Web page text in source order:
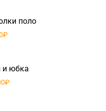
поло
и юбка